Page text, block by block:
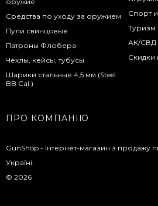
Средства по уходу за оружием
Пули свинцовые
Патроны Флобера
Чехлы, кейсы, тубусы
Шарики стальные 4,5 мм (Steel
BB Cal.)
Спорт
Туризм
АК/СВД
Скидки
ПРО КОМПАНІЮ
GunShop - інтернет-магазин з продажу
Україні.
© 2026